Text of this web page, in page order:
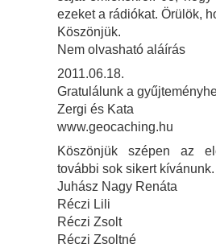
ezeket a rádiókat. Örülök,
Köszönjük.
Nem olvasható aláírás
2011.06.18.
Gratulálunk a
Zergi és Kata
www.geocaching.hu
Köszönjük szépen az
további sok sikert kívánunk.
Juhász Nagy Renáta
Réczi Lili
Réczi Zsolt
Réczi Zsoltné